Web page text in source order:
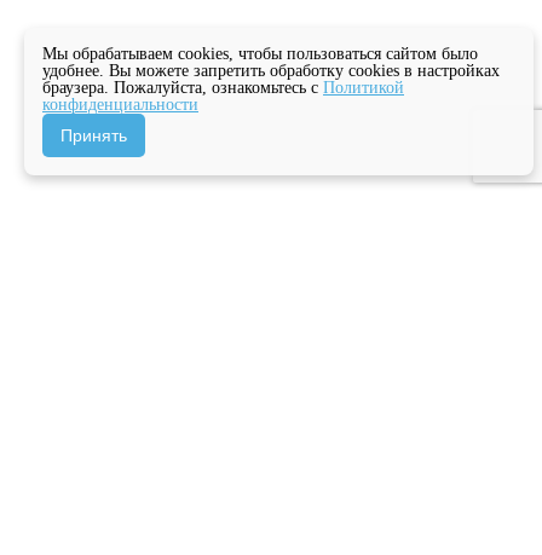
Мы обрабатываем cookies, чтобы пользоваться сайтом было
удобнее. Вы можете запретить обработку cookies в настройках
браузера. Пожалуйста, ознакомьтесь с Политикой
конфиденциальности
Принять